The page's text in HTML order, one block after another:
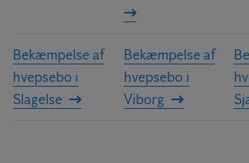
Bekæmpelse af
hvepsebo i
Slagelse
Bekæmpelse af
hvepsebo i
Viborg